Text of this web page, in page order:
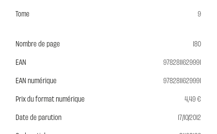
Tome
9
Nombre de page
180
EAN
9782811629991
EAN numérique
9782811629991
Prix du format numérique
4,49 €
Date de parution
17/10/2012